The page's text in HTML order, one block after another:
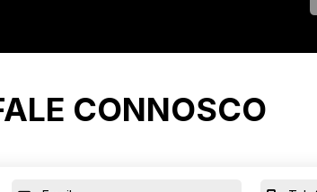
CONNOSCO